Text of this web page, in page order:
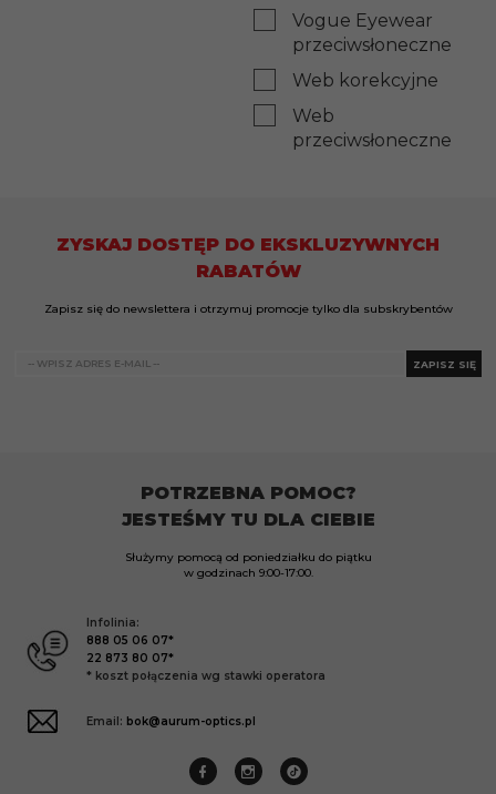
Vogue Eyewear
przeciwsłoneczne
Web korekcyjne
Web
przeciwsłoneczne
ZYSKAJ DOSTĘP DO EKSKLUZYWNYCH
RABATÓW
Zapisz się do newslettera i otrzymuj promocje tylko dla subskrybentów
ZAPISZ SIĘ
POTRZEBNA POMOC?
JESTEŚMY TU DLA CIEBIE
Służymy pomocą od poniedziałku do piątku
w godzinach 9:00-17:00.
Infolinia:
888 05 06 07*
22 873 80 07*
* koszt połączenia wg stawki operatora
Email: bok@aurum-optics.pl